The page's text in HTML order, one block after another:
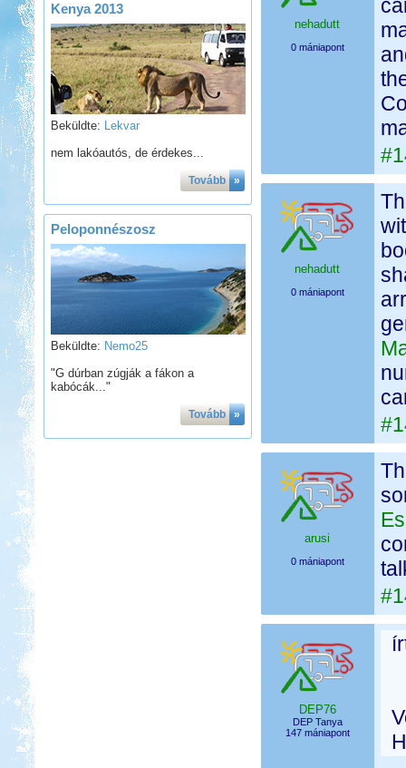
Kenya 2013
Beküldte: Lekvar
nem lakóautós, de érdekes...
Tovább »
Peloponnészosz
Beküldte: Nemo25
"G dúrban zúgják a fákon a
kabócák..."
Tovább »
nehadutt
0 mániapont
nehadutt
0 mániapont
arusi
0 mániapont
DEP76
DEP Tanya
147 mániapont